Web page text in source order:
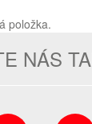
položka.
NÁS